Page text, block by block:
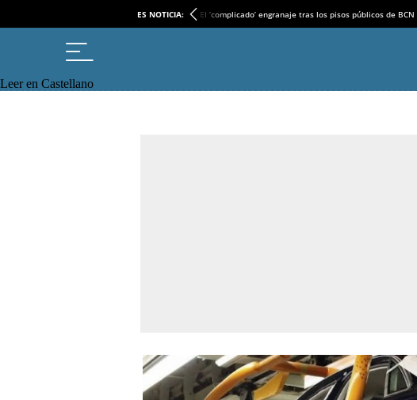
ES NOTICIA: El ‘complicado’ engranaje tras los pisos públicos de BCN
Leer en Castellano